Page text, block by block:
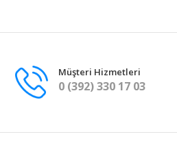
Müşteri Hizmetleri
0 (392) 330 17 03